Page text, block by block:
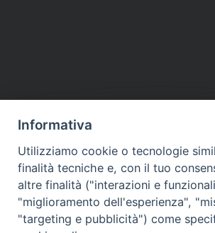
DIOCESI SUBURBICARIA
Contatti:Tel.: 06.93268401 - Fax.:
E-mail:
Orari: dal Lunedì al Venerdì Ore:
Informativa
Utilizziamo cookie o tecnologie
finalità tecniche e, con il tuo
altre finalità ("interazioni e
"miglioramento dell'esperienza",
"targeting e pubblicità") come